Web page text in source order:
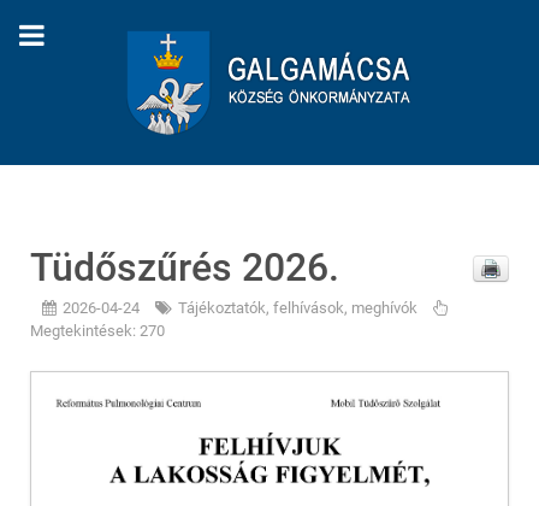
Tüdőszűrés 2026.
2026-04-24
Tájékoztatók, felhívások, meghívók
Megtekintések: 270